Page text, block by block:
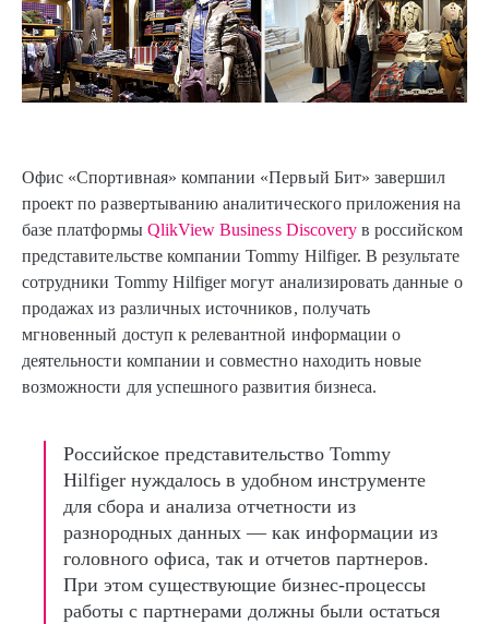
Офис «Спортивная» компании «Первый Бит» завершил
проект по развертыванию аналитического приложения на
базе платформы QlikView Business Discovery в российском
представительстве компании Tommy Hilfiger. В результате
сотрудники Tommy Hilfiger могут анализировать данные о
продажах из различных источников, получать
мгновенный доступ к релевантной информации о
деятельности компании и совместно находить новые
возможности для успешного развития бизнеса.
Российское представительство Tommy
Hilfiger нуждалось в удобном инструменте
для сбора и анализа отчетности из
разнородных данных — как информации из
головного офиса, так и отчетов партнеров.
При этом существующие бизнес-процессы
работы с партнерами должны были остаться